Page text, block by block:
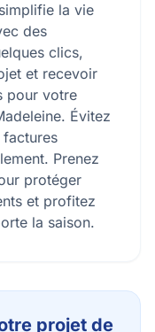
la vie
des
clics,
et recevoir
pour votre
Évitez
factures
Prenez
protéger
et profitez
la saison.
projet de